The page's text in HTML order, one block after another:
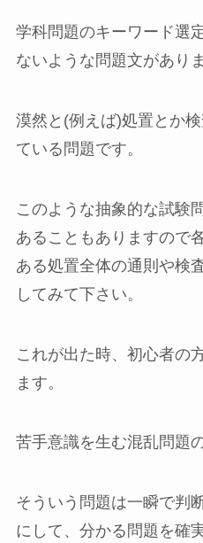
学科問題のキーワード選
ないような問題文がありま
漠然と(例えば)処置とか
ている問題です。
このような抽象的な試験
あることもありますので
ある処置全体の通則や検
してみて下さい。
これが出た時、初心者の
ます。
苦手意識を生む混乱問題
そういう問題は一瞬で判
にして、分かる問題を確